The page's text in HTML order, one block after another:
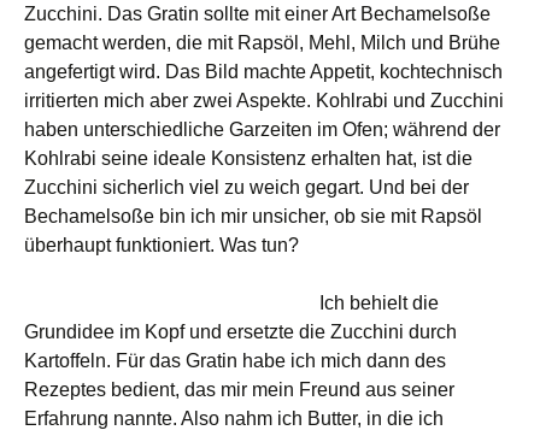
Zucchini. Das Gratin sollte mit einer Art Bechamelsoße
gemacht werden, die mit Rapsöl, Mehl, Milch und Brühe
angefertigt wird. Das Bild machte Appetit, kochtechnisch
irritierten mich aber zwei Aspekte. Kohlrabi und Zucchini
haben unterschiedliche Garzeiten im Ofen; während der
Kohlrabi seine ideale Konsistenz erhalten hat, ist die
Zucchini sicherlich viel zu weich gegart. Und bei der
Bechamelsoße bin ich mir unsicher, ob sie mit Rapsöl
überhaupt funktioniert. Was tun?
Ich behielt die
Grundidee im Kopf und ersetzte die Zucchini durch
Kartoffeln. Für das Gratin habe ich mich dann des
Rezeptes bedient, das mir mein Freund aus seiner
Erfahrung nannte. Also nahm ich Butter, in die ich